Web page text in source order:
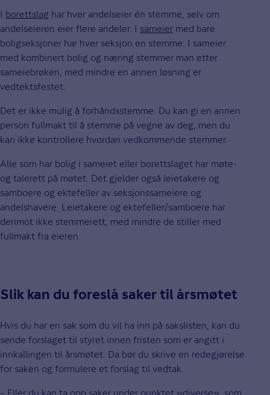
I borettslag har hver andelseier én stemme, selv om
andelseieren eier flere andeler. I sameier med bare
boligseksjoner har hver seksjon en stemme. I sameier
med kombinert bolig og næring stemmer man etter
sameiebrøken, med mindre en annen løsning er
vedtektsfestet.
Det er ikke mulig å forhåndsstemme. Du kan gi en annen
person fullmakt til å stemme på vegne av deg, men du
kan ikke kontrollere hvordan vedkommende stemmer.
Alle som har bolig i sameiet eller borettslaget har møte-
og talerett på møtet. Det gjelder også leietakere og
samboere og ektefeller av seksjonssameiere og
andelshavere. Leietakere og ektefeller/samboere har
derimot ikke stemmerett, med mindre de stiller med
fullmakt fra eieren.
Slik kan du foreslå saker til årsmøtet
Hvis du har en sak som du vil ha inn på sakslisten, kan du
sende forslaget til styret innen fristen som er angitt i
innkallingen til årsmøtet. Da bør du skrive en redegjørelse
for saken og formulere et forslag til vedtak.
– Eller du kan ta opp saker under punktet «diverse», som